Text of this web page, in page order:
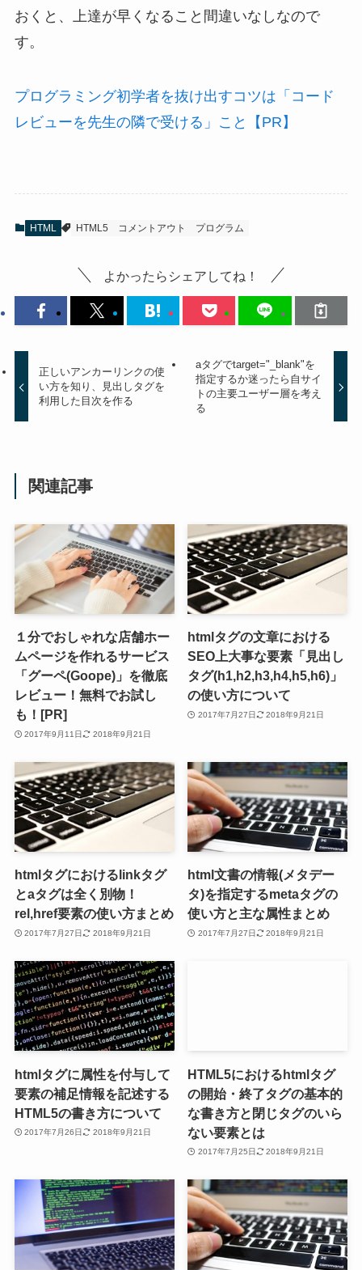
おくと、上達が早くなること間違いなしなので
す。
プログラミング初学者を抜け出すコツは「コード
レビューを先生の隣で受ける」こと【PR】
HTML HTML5 コメントアウト プログラム
よかったらシェアしてね！
正しいアンカーリンクの使
い方を知り、見出しタグを
利用した目次を作る
aタグでtarget="_blank"を
指定するか迷ったら自サイ
トの主要ユーザー層を考え
る
関連記事
１分でおしゃれな店舗ホー
ムページを作れるサービス
「グーペ(Goope)」を徹底
レビュー！無料でお試し
も！[PR]
2017年9月11日 2018年9月21日
htmlタグの文章における
SEO上大事な要素「見出し
タグ(h1,h2,h3,h4,h5,h6)」
の使い方について
2017年7月27日 2018年9月21日
htmlタグにおけるlinkタグ
とaタグは全く別物！
rel,href要素の使い方まとめ
2017年7月27日 2018年9月21日
html文書の情報(メタデー
タ)を指定するmetaタグの
使い方と主な属性まとめ
2017年7月27日 2018年9月21日
htmlタグに属性を付与して
要素の補足情報を記述する
HTML5の書き方について
2017年7月26日 2018年9月21日
HTML5におけるhtmlタグ
の開始・終了タグの基本的
な書き方と閉じタグのいら
ない要素とは
2017年7月25日 2018年9月21日